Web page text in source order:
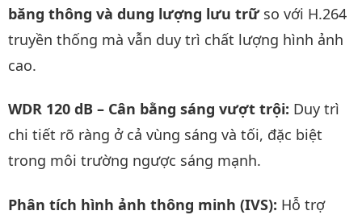
băng thông và dung lượng lưu trữso với H.264
truyền thống mà vẫn duy trì chất lượng hình ảnh
cao.
WDR 120 dB – Cân bằng sáng vượt trội: Duy trì
chi tiết rõ ràng ở cả vùng sáng và tối, đặc biệt
trong môi trường ngược sáng mạnh.
Phân tích hình ảnh thông minh (IVS): Hỗ trợ